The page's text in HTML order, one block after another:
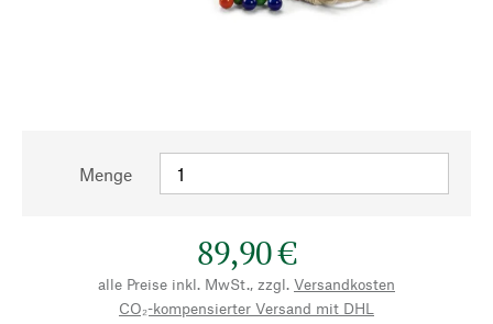
Menge
89,90 €
alle Preise inkl. MwSt., zzgl. Versandkosten
CO₂-kompensierter Versand mit DHL